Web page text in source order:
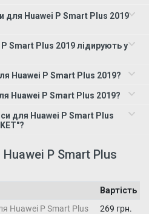
Huawei P Smart Plus 2019?
Huawei P Smart Plus 2019?
Huawei P Smart Plus
Вартість
Huawei P Smart Plus
269 грн.